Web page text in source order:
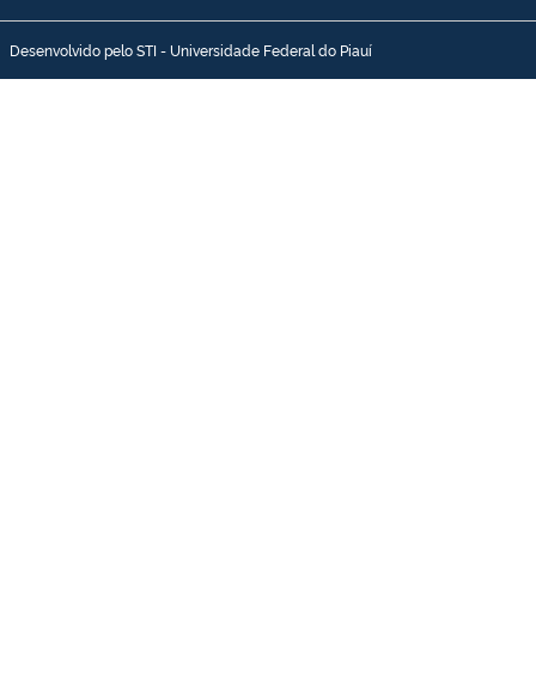
Desenvolvido pelo STI - Universidade Federal do Piauí